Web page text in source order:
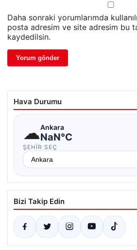
Daha sonraki yorumlarımda
posta adresim ve site adresim bu
kaydedilsin.
Hava Durumu
☁Ankara
NaN°C
ŞEHIR SEÇ
Bizi Takip Edin